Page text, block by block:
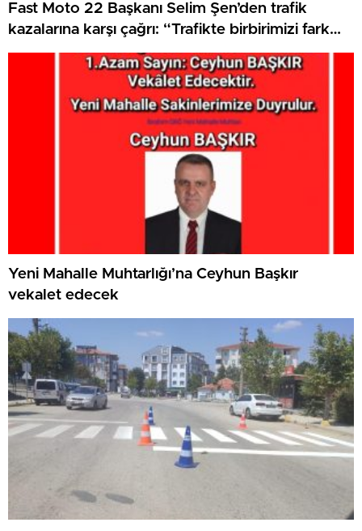
Fast Moto 22 Başkanı Selim Şen’den trafik
kazalarına karşı çağrı: “Trafikte birbirimizi fark
etmek zorundayız”
Yeni Mahalle Muhtarlığı’na Ceyhun Başkır
vekalet edecek